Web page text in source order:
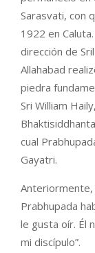
Sarasvati, con
1922 en
dirección de
Allahabad
piedra
Sri William
cual
Gayatri.
Anteriormente,
Prabhupada
le gusta oír. Él
mi discípulo”.